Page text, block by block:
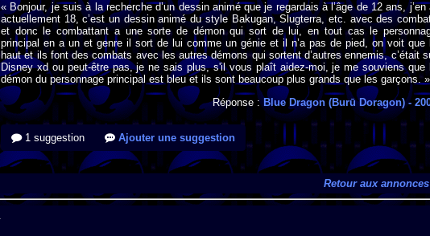
« Bonjour, je suis à la recherche d’un dessin animé que je regardais à l’âge de 12 ans, j’en
actuellement 18, c’est un dessin animé du style Bakugan, Slugterra, etc. avec des
et donc le combattant a une sorte de démon qui sort de lui, en tout cas le
principal en a un et genre il sort de lui comme un génie et il n’a pas de pied, on voit que
haut et ils font des combats avec les autres démons qui sortent d’autres ennemis, c’était
Disney xd ou peut-être pas, je ne sais plus, s'il vous plaît aidez-moi, je me souviens que
démon du personnage principal est bleu et ils sont beaucoup plus grands que les garçons. »
Réponse : Blue Dragon (Burū Doragon)-
1 suggestion Ajouter une suggestion
Retour aux annonces